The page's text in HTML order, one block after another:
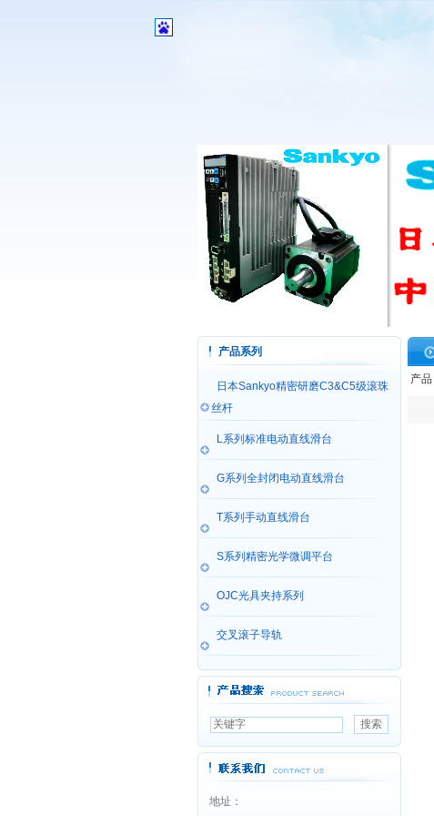
产品系列
日本Sankyo精密研磨C3&C5级滚珠
丝杆
L系列标准电动直线滑台
G系列全封闭电动直线滑台
T系列手动直线滑台
S系列精密光学微调平台
OJC光具夹持系列
交叉滚子导轨
地址：
产品